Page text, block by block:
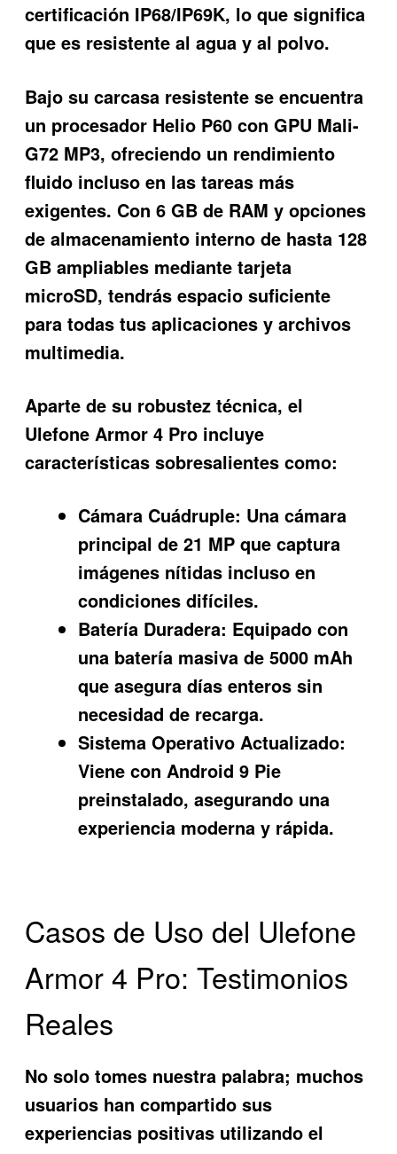
certificación IP68/IP69K, lo que significa
que es resistente al agua y al polvo.
Bajo su carcasa resistente se encuentra
un procesador Helio P60 con GPU Mali-
G72 MP3, ofreciendo un rendimiento
fluido incluso en las tareas más
exigentes. Con 6 GB de RAM y opciones
de almacenamiento interno de hasta 128
GB ampliables mediante tarjeta
microSD, tendrás espacio suficiente
para todas tus aplicaciones y archivos
multimedia.
Aparte de su robustez técnica, el
Ulefone Armor 4 Pro incluye
características sobresalientes como:
Cámara Cuádruple: Una cámara
principal de 21 MP que captura
imágenes nítidas incluso en
condiciones difíciles.
Batería Duradera: Equipado con
una batería masiva de 5000 mAh
que asegura días enteros sin
necesidad de recarga.
Sistema Operativo Actualizado:
Viene con Android 9 Pie
preinstalado, asegurando una
experiencia moderna y rápida.
Casos de Uso del Ulefone
Armor 4 Pro: Testimonios
Reales
No solo tomes nuestra palabra; muchos
usuarios han compartido sus
experiencias positivas utilizando el